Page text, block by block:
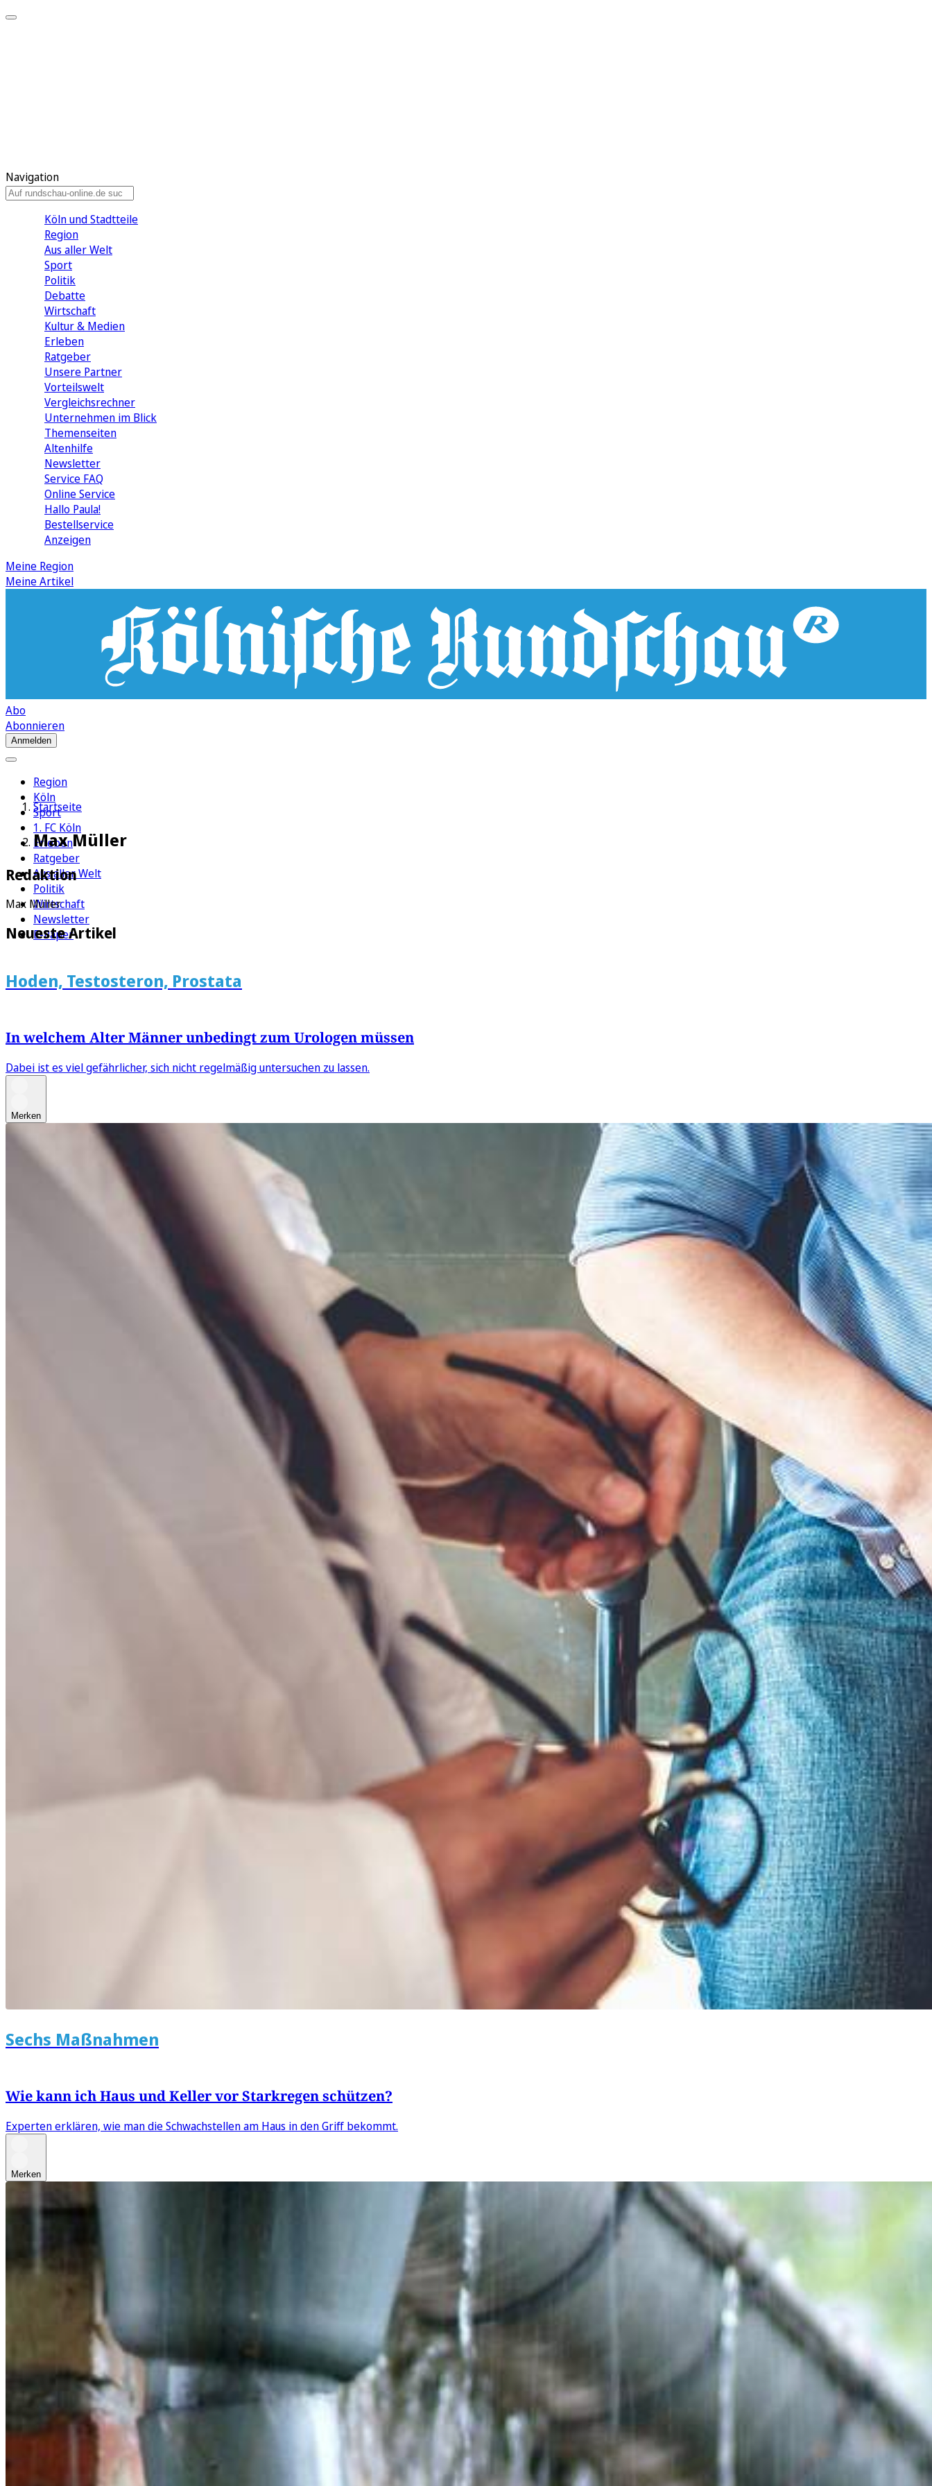
Navigation
Köln und Stadtteile
Region
Aus aller Welt
Sport
Politik
Debatte
Wirtschaft
Kultur & Medien
Erleben
Ratgeber
Unsere Partner
Vorteilswelt
Vergleichsrechner
Unternehmen im Blick
Themenseiten
Altenhilfe
Newsletter
Service FAQ
Online Service
Hallo Paula!
Bestellservice
Anzeigen
Meine Region
Meine Artikel
Abo
Abonnieren
Anmelden
Region
Köln
Sport
1. FC Köln
Erleben
Ratgeber
Aus aller Welt
Politik
Wirtschaft
Newsletter
E-Paper
Startseite
Max Müller
Redaktion
Max Müller
Neueste Artikel
Hoden, Testosteron, Prostata
In welchem Alter Männer unbedingt zum Urologen müssen
Dabei ist es viel gefährlicher, sich nicht regelmäßig untersuchen zu lassen.
Merken
Sechs Maßnahmen
Wie kann ich Haus und Keller vor Starkregen schützen?
Experten erklären, wie man die Schwachstellen am Haus in den Griff bekommt.
Merken